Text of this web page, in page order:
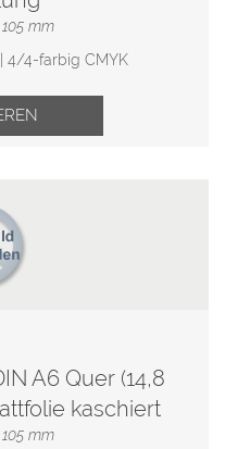
mm
4/4-farbig CMYK
A6 Quer (14,8
kaschiert
mm